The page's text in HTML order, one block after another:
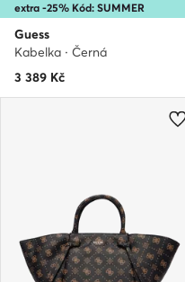
extra -25% Kód: SUMMER
Guess
Kabelka · Černá
3 389 Kč